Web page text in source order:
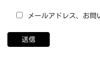
メールアドレス、お問